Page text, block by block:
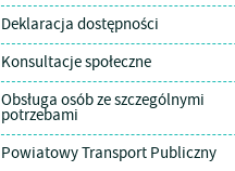
Deklaracja dostępności
Konsultacje społeczne
Obsługa osób ze szczególnymi
potrzebami
Powiatowy Transport Publiczny